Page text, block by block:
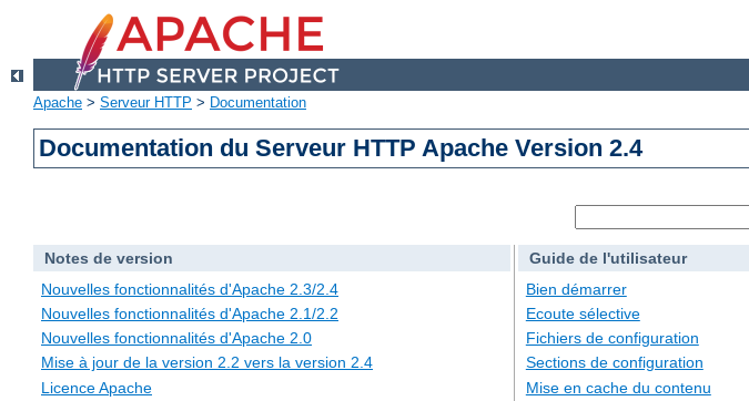
Apache > Serveur HTTP > Documentation
Documentation du Serveur HTTP Apache Version 2.4
Notes de version
Nouvelles fonctionnalités d'Apache 2.3/2.4
Nouvelles fonctionnalités d'Apache 2.1/2.2
Nouvelles fonctionnalités d'Apache 2.0
Mise à jour de la version 2.2 vers la version 2.4
Licence Apache
Guide de l'utilisateur
Bien démarrer
Ecoute sélective
Fichiers de configuration
Sections de configuration
Mise en cache du contenu